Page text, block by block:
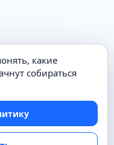
какие
собираться